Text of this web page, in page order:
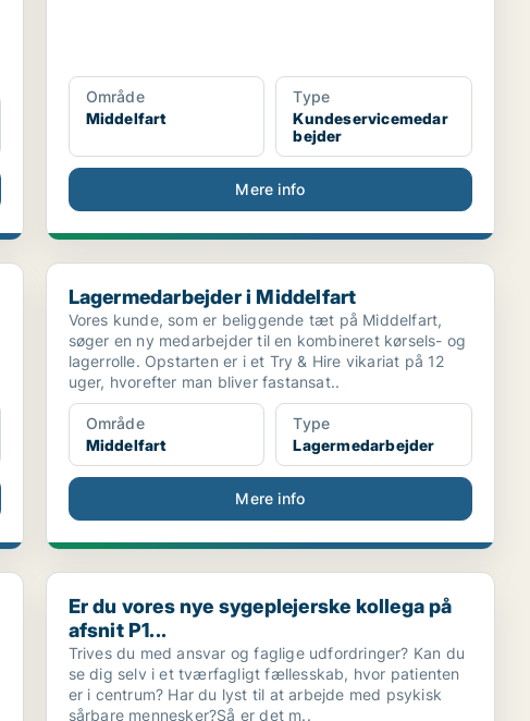
Område
Middelfart
Type
Kundeservicemedar
bejder
Mere info
Lagermedarbejder i Middelfart
Lagermedarbejder i Middelfart
Vores kunde, som er beliggende tæt på Middelfart,
søger en ny medarbejder til en kombineret kørsels- og
lagerrolle. Opstarten er i et Try & Hire vikariat på 12
uger, hvorefter man bliver fastansat..
Område
Middelfart
Type
Lagermedarbejder
Mere info
Er du vores nye sygeplejerske kollega på afsnit P1...
Er du vores nye sygeplejerske kollega på
afsnit P1...
Trives du med ansvar og faglige udfordringer? Kan du
se dig selv i et tværfagligt fællesskab, hvor patienten
er i centrum? Har du lyst til at arbejde med psykisk
sårbare mennesker?Så er det m..